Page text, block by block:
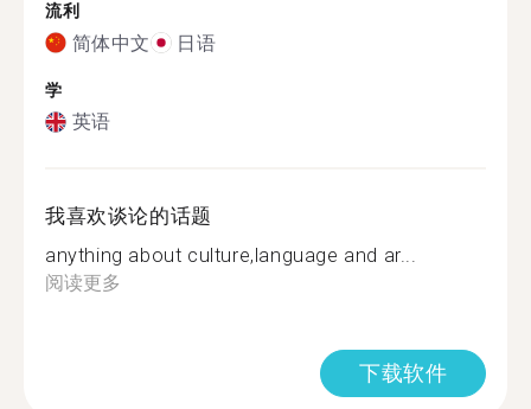
流利
简体中文 日语
学
英语
我喜欢谈论的话题
anything about culture,language and ar...
阅读更多
下载软件